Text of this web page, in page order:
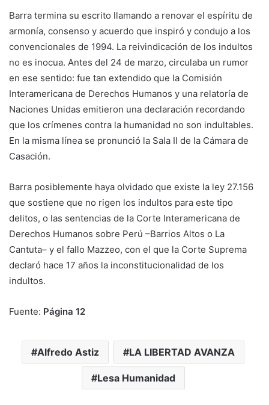
Barra termina su escrito llamando a renovar el espíritu de
armonía, consenso y acuerdo que inspiró y condujo a los
convencionales de 1994. La reivindicación de los indultos
no es inocua. Antes del 24 de marzo, circulaba un rumor
en ese sentido: fue tan extendido que la Comisión
Interamericana de Derechos Humanos y una relatoría de
Naciones Unidas emitieron una declaración recordando
que los crímenes contra la humanidad no son indultables.
En la misma línea se pronunció la Sala II de la Cámara de
Casación.
Barra posiblemente haya olvidado que existe la ley 27.156
que sostiene que no rigen los indultos para este tipo
delitos, o las sentencias de la Corte Interamericana de
Derechos Humanos sobre Perú –Barrios Altos o La
Cantuta– y el fallo Mazzeo, con el que la Corte Suprema
declaró hace 17 años la inconstitucionalidad de los
indultos.
Fuente: Página 12
Alfredo Astiz LA LIBERTAD AVANZA
Lesa Humanidad